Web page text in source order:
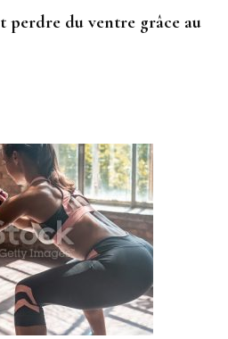
perdre du ventre grâce au